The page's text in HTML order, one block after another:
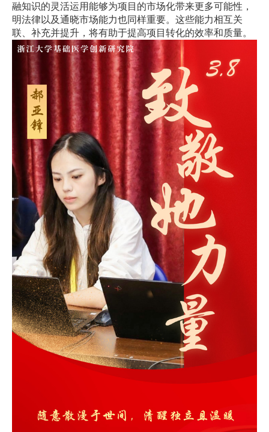
融知识的灵活运用能够为项目的市场化带来更多可能性，
明法律以及通晓市场能力也同样重要。这些能力相互关
联、补充并提升，将有助于提高项目转化的效率和质量。